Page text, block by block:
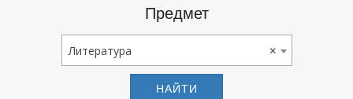
Предмет
Литература ×
Литература
НАЙТИ